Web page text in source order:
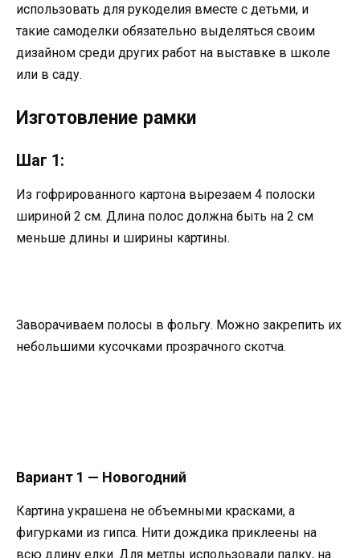
использовать для рукоделия вместе с детьми, и
такие самоделки обязательно выделяться своим
дизайном среди других работ на выставке в школе
или в саду.
Изготовление рамки
Шаг 1:
Из гофрированного картона вырезаем 4 полоски
шириной 2 см. Длина полос должна быть на 2 см
меньше длины и ширины картины.
Заворачиваем полосы в фольгу. Можно закрепить их
небольшими кусочками прозрачного скотча.
Вариант 1 — Новогодний
Картина украшена не объемными красками, а
фигурками из гипса. Нити дождика приклеены на
всю длину елки. Для метлы использовали палку, на